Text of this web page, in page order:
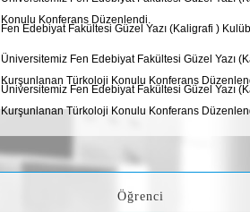
Konulu Konferans Düzenlendi.
Fen Edebiyat Fakültesi Güzel Yazı (Kaligrafi )
Üniversitemiz Fen Edebiyat Fakültesi Güzel Yazı
Kurşunlanan Türkoloji Konulu Konferans
Üniversitemiz Fen Edebiyat Fakültesi Güzel Yazı
Kurşunlanan Türkoloji Konulu Konferans
Öğrenci